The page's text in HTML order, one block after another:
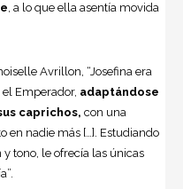
, a lo que ella asentía movida
Avrillon, “Josefina era
Emperador, adaptándose
caprichos, con una
en nadie más […]. Estudiando
tono, le ofrecía las únicas